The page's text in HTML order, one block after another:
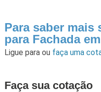
Para saber mais
para Fachada
Ligue para ou faça uma
Faça sua cotação